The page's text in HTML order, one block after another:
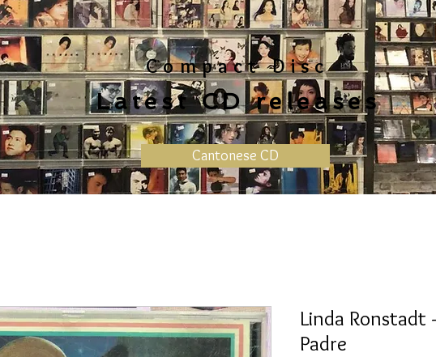
Compact Disc
Latest CD releases
Cantonese CD
Linda Ronstadt
Padre